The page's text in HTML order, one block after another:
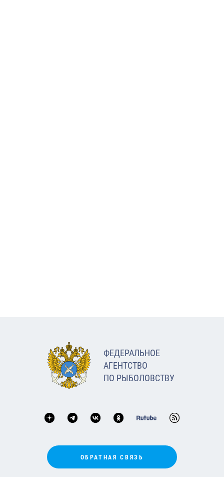
ФЕДЕРАЛЬНОЕ
АГЕНТСТВО
ПО РЫБОЛОВСТВУ
ОБРАТНАЯ СВЯЗЬ